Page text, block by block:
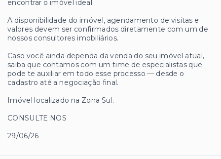
encontrar o imóvel ideal.
A disponibilidade do imóvel, agendamento de visitas e
valores devem ser confirmados diretamente com um de
nossos consultores imobiliários.
Caso você ainda dependa da venda do seu imóvel atual,
saiba que contamos com um time de especialistas que
pode te auxiliar em todo esse processo — desde o
cadastro até a negociação final.
Imóvel localizado na Zona Sul.
CONSULTE NOS
29/06/26